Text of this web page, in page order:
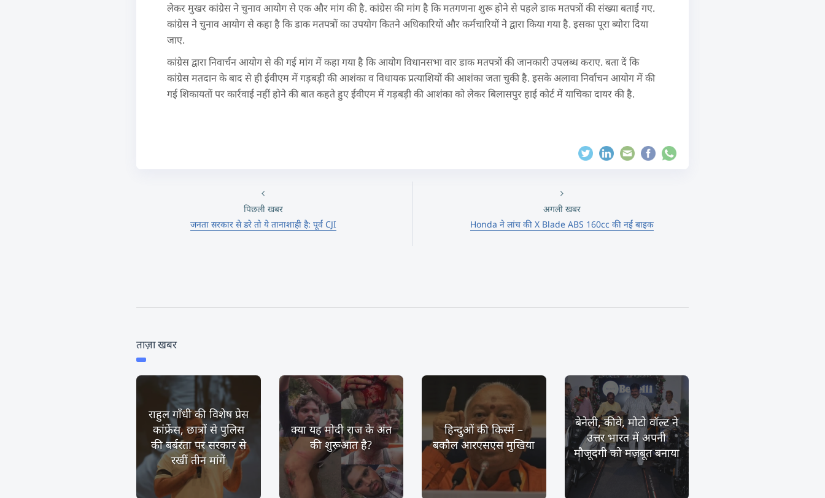
लेकर मुखर कांग्रेस ने चुनाव आयोग से एक और मांग की है. कांग्रेस की मांग है कि मतगणना शुरू होने से पहले डाक मतपत्रों की संख्या बताई गए.
कांग्रेस ने चुनाव आयोग से कहा है कि डाक मतपत्रों का उपयोग कितने अधिकारियों और कर्मचारियों ने द्वारा किया गया है. इसका पूरा ब्योरा दिया
जाए.
कांग्रेस द्वारा निवार्चन आयोग से की गई मांग में कहा गया है कि आयोग विधानसभा वार डाक मतपत्रों की जानकारी उपलब्ध कराए. बता दें कि
कांग्रेस मतदान के बाद से ही ईवीएम में गड़बड़ी की आशंका व विधायक प्रत्याशियों की आशंका जता चुकी है. इसके अलावा निर्वाचन आयोग में की
गई शिकायतों पर कार्रवाई नहीं होने की बात कहते हुए ईवीएम में गड़बड़ी की आशंका को लेकर बिलासपुर हाई कोर्ट में याचिका दायर की है.
पिछली खबर
जनता सरकार से डरे तो ये तानाशाही है: पूर्व CJI
अगली खबर
Honda ने लांच की X Blade ABS 160cc की नई बाइक
ताज़ा खबर
राहुल गाँधी की विशेष प्रेस
कांफ्रेंस, छात्रों से पुलिस
की बर्बरता पर सरकार से
रखीं तीन मांगें
क्या यह मोदी राज के अंत
की शुरूआत है?
हिन्दुओं की किस्में –
बकौल आरएसएस मुखिया
बेनेली, कीवे, मोटो वॉल्ट ने
उत्तर भारत में अपनी
मौजूदगी को मज़बूत बनाया